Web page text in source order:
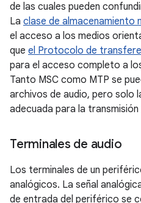
de las cuales pueden
La clase de almacenamiento
el acceso a los medios
que el Protocolo de
para el acceso completo a
Tanto MSC como MTP se
archivos de audio, pero solo
adecuada para la
Terminales de audio
Los terminales de un
analógicos. La señal
de entrada del periférico se